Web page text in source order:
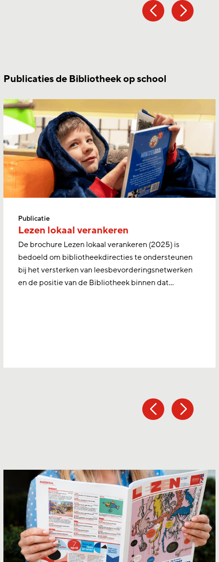
Publicaties de Bibliotheek op school
Publicatie
Lezen lokaal verankeren
De brochure Lezen lokaal verankeren (2025) is
bedoeld om bibliotheekdirecties te ondersteunen
bij het versterken van leesbevorderingsnetwerken
en de positie van de Bibliotheek binnen dat…